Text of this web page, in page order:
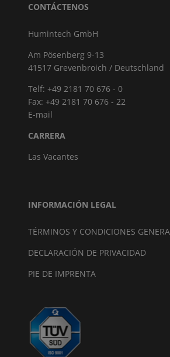
CONTÁCTENOS
Humintech GmbH
Am Pösenberg 9-13
41517 Grevenbroich / Deutschland
Telf: +49 2181 70 676 - 0
Fax: +49 2181 70 676 - 22
E-mail
CARRERA
Las Vacantes
INFORMACIÓN LEGAL
TÉRMINOS Y CONDICIONES
DECLARACIÓN DE PRIVACIDAD
PIE DE IMPRENTA